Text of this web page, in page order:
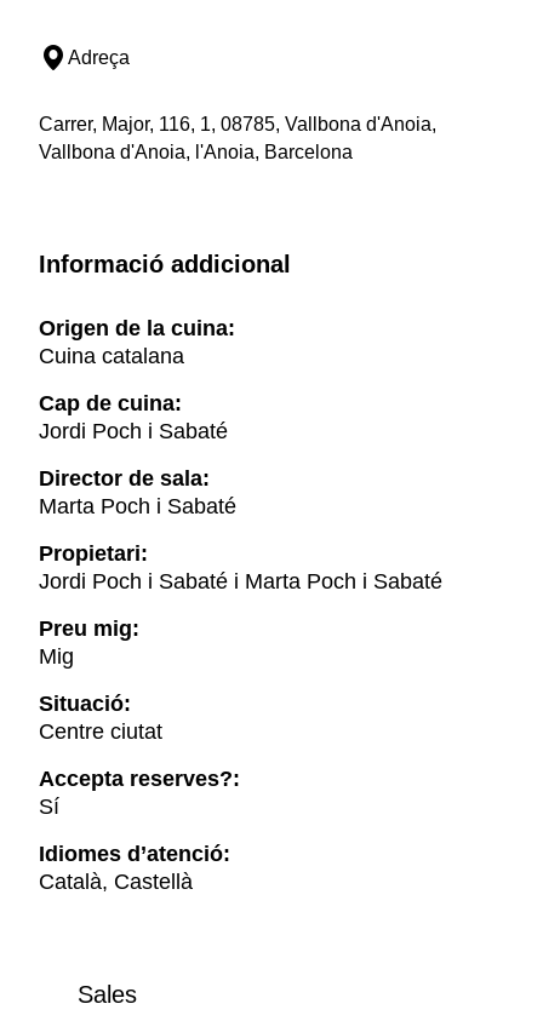
Adreça
Carrer, Major, 116, 1, 08785, Vallbona d'Anoia,
Vallbona d'Anoia, l'Anoia, Barcelona
Informació addicional
Origen de la cuina:
Cuina catalana
Cap de cuina:
Jordi Poch i Sabaté
Director de sala:
Marta Poch i Sabaté
Propietari:
Jordi Poch i Sabaté i Marta Poch i Sabaté
Preu mig:
Mig
Situació:
Centre ciutat
Accepta reserves?:
Sí
Idiomes d’atenció:
Català, Castellà
Sales